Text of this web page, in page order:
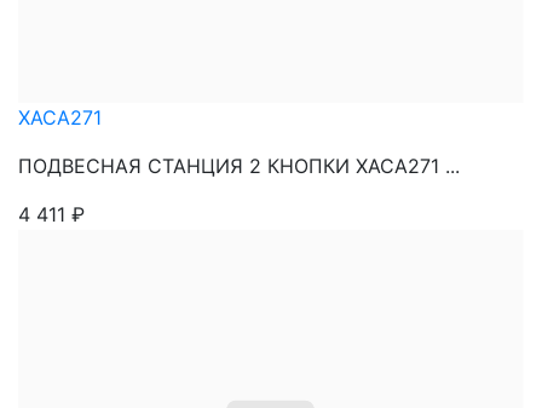
XACA271
ПОДВЕСНАЯ СТАНЦИЯ 2 КНОПКИ XACA271 ...
4 411 ₽